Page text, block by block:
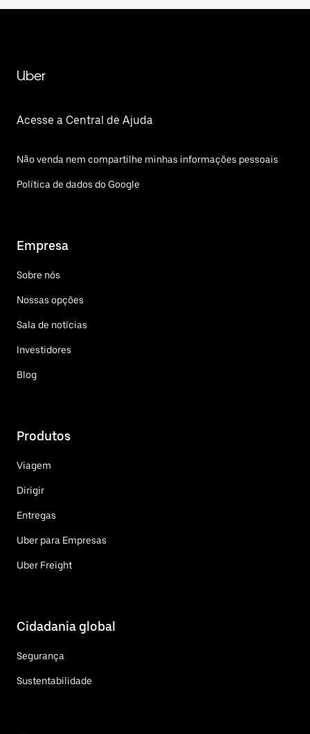
Uber
Acesse a Central de Ajuda
Não venda nem compartilhe minhas informações pessoais
Política de dados do Google
Empresa
Sobre nós
Nossas opções
Sala de notícias
Investidores
Blog
Produtos
Viagem
Dirigir
Entregas
Uber para Empresas
Uber Freight
Cidadania global
Segurança
Sustentabilidade